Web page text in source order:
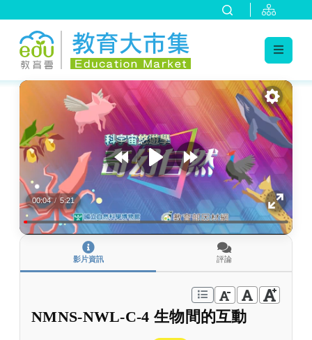
:::
00:04 / 5:21
影片資訊 評論
NMNS-NWL-C-4 生物間的互動